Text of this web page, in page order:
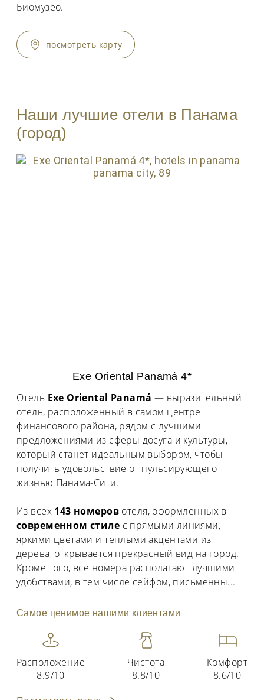
Биомузео.
посмотреть карту
Наши лучшие отели в Панама
(город)
Exe Oriental Panamá 4*
Отель Exe Oriental Panamá — выразительный
отель, расположенный в самом центре
финансового района, рядом с лучшими
предложениями из сферы досуга и культуры,
который станет идеальным выбором, чтобы
получить удовольствие от пульсирующего
жизнью Панама-Сити.
Из всех 143 номеров отеля, оформленных в
современном стиле с прямыми линиями,
яркими цветами и теплыми акцентами из
дерева, открывается прекрасный вид на город.
Кроме того, все номера располагают лучшими
удобствами, в тем числе сейфом, письменны...
Самое ценимое нашими клиентами
Расположение
8.9/10
Чистота
8.8/10
Комфорт
8.6/10